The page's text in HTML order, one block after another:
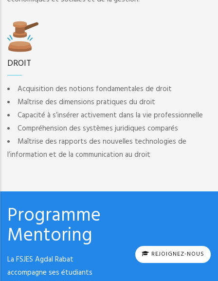
DROIT
Acquisition des notions fondamentales de droit
Maîtrise des dimensions pratiques du droit
Capacité à s’insérer activement dans la vie professionnelle
Compréhension des systèmes juridiques comparés
Maîtrise des rapports des nouvelles technologies de
l’information et de la communication au droit
Programme
Mentoring
La FSJES Agdal Rabat
accompagne ses étudiants
REJOIGNEZ-NOUS